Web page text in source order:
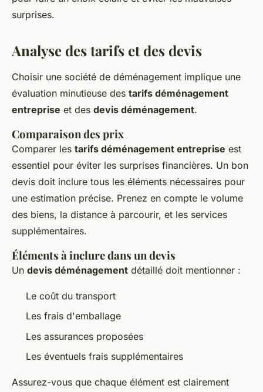
surprises.
Analyse des tarifs et des devis
Choisir une société de déménagement implique une
évaluation minutieuse des tarifs déménagement
entreprise et des devis déménagement.
Comparaison des prix
Comparer les tarifs déménagement entreprise est
essentiel pour éviter les surprises financières. Un bon
devis doit inclure tous les éléments nécessaires pour
une estimation précise. Prenez en compte le volume
des biens, la distance à parcourir, et les services
supplémentaires.
Éléments à inclure dans un devis
Un devis déménagement détaillé doit mentionner :
Le coût du transport
Les frais d'emballage
Les assurances proposées
Les éventuels frais supplémentaires
Assurez-vous que chaque élément est clairement